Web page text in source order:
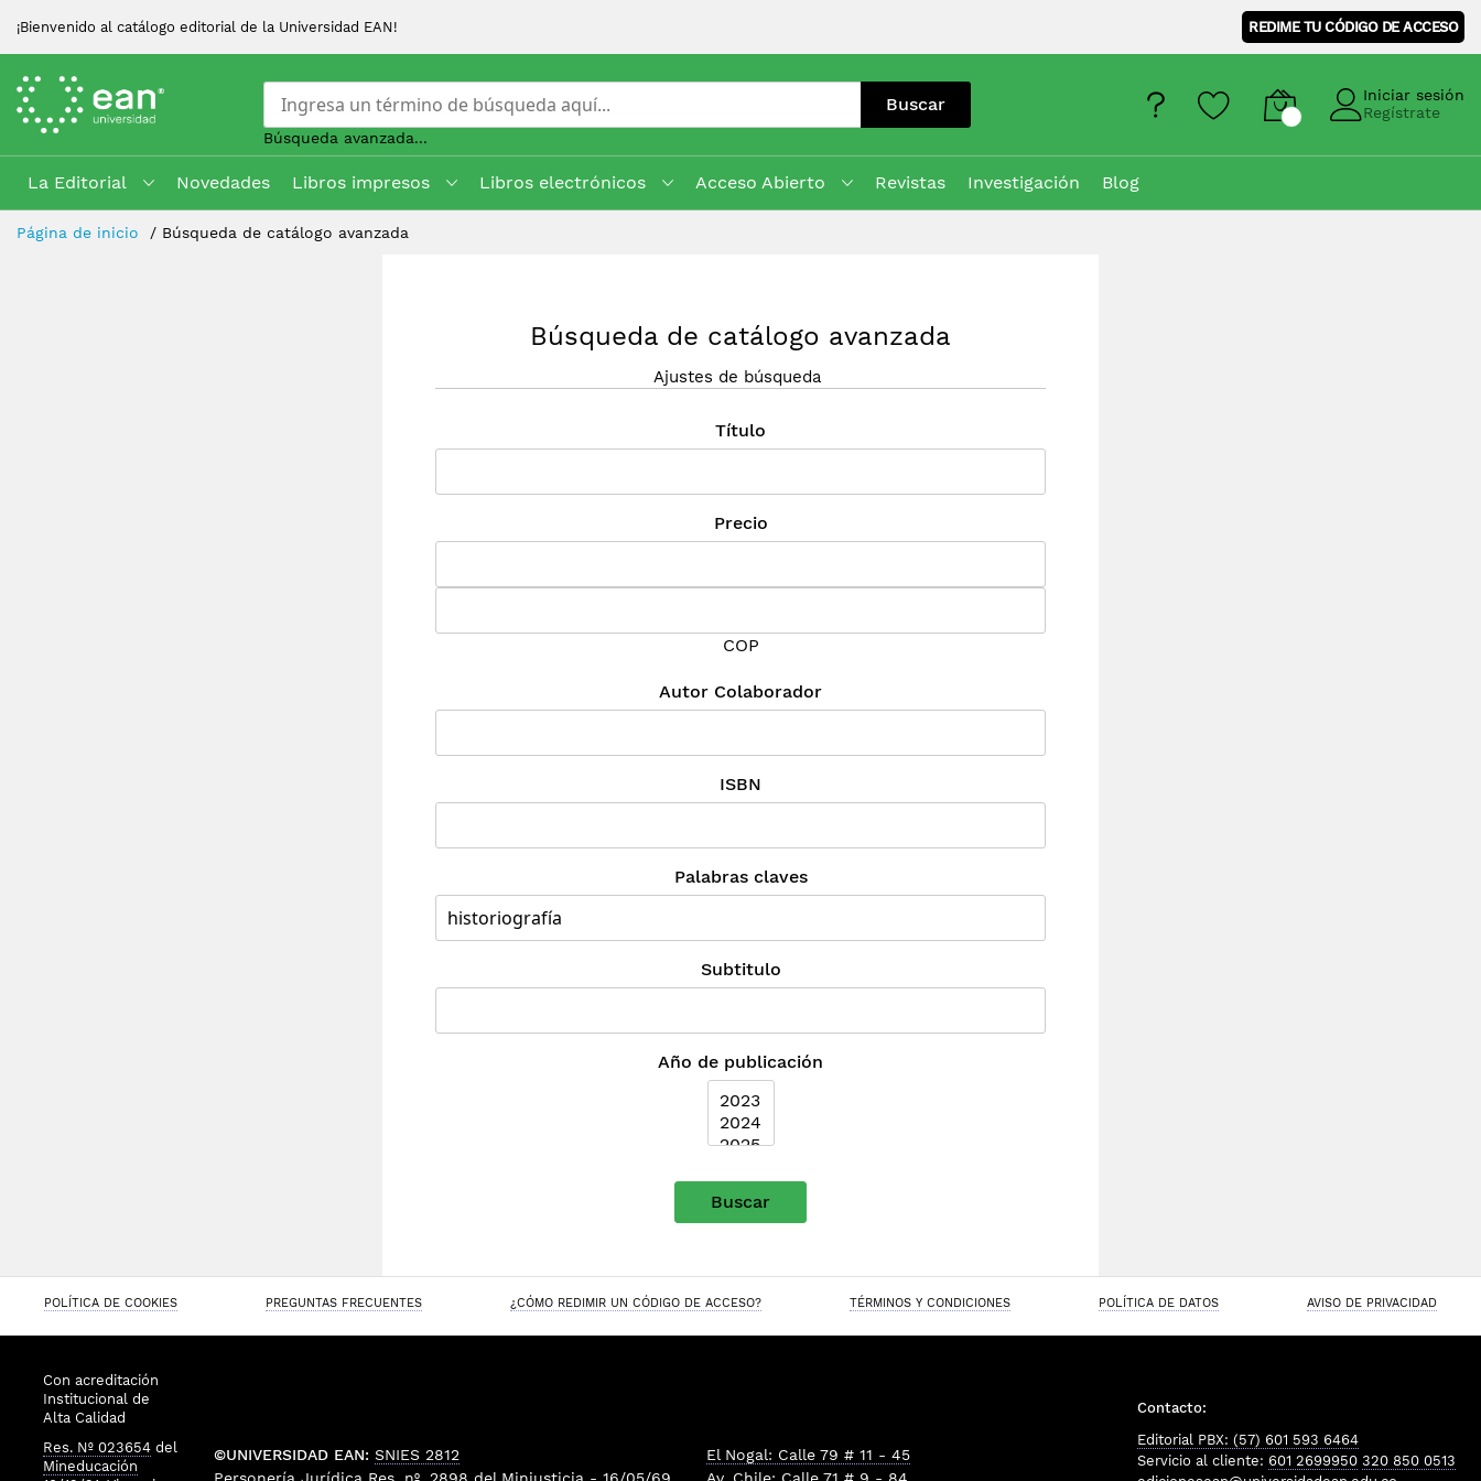
¡Bienvenido al catálogo editorial de la Universidad EAN! REDIME TU CÓDIGO DE ACCESO
Buscar
Búsqueda avanzada...
Iniciar sesión
Regístrate
La Editorial Novedades Libros impresos Libros electrónicos Acceso Abierto Revistas Investigación
Blog
Skip
Página de inicio Búsqueda de catálogo avanzada
Búsqueda de catálogo avanzada
Ajustes de búsqueda
Título
Precio
COP
Autor Colaborador
ISBN
Palabras claves
Subtitulo
Año de publicación
Buscar
POLÍTICA DE COOKIES PREGUNTAS FRECUENTES ¿CÓMO REDIMIR UN CÓDIGO DE ACCESO? TÉRMINOS Y CONDICIONES POLÍTICA DE DATOS AVISO DE PRIVACIDAD
Con acreditación
Institucional de
Alta Calidad
Res. Nº 023654 del
Mineducación
©UNIVERSIDAD EAN: SNIES 2812
El Nogal: Calle 79 # 11 - 45
Contacto:
Editorial PBX: (57) 601 593 6464
Servicio al cliente: 601 2699950 320 850 0513